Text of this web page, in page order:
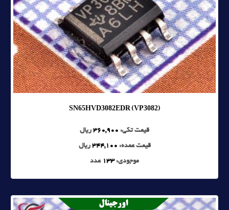
SN65HVD3082EDR (VP3082)
قیمت تکی: 360,900 ریال
قیمت عمده: 344,100 ریال
موجودی:133 عدد